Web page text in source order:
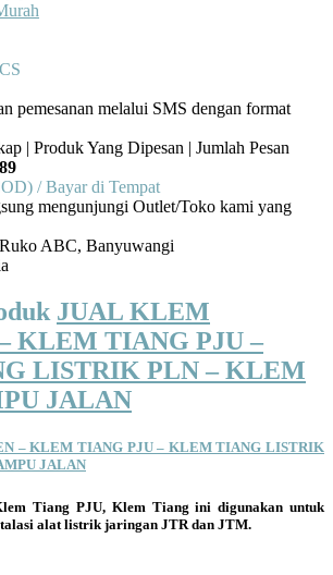
pemesanan melalui SMS dengan format
| Produk Yang Dipesan | Jumlah Pesan
/ Bayar di Tempat
mengunjungi Outlet/Toko kami yang
ABC, Banyuwangi
JUAL KLEM
KLEM TIANG PJU –
LISTRIK PLN – KLEM
JALAN
– KLEM TIANG PJU – KLEM TIANG LISTRIK
JALAN
Tiang PJU, Klem Tiang ini digunakan untuk
alat listrik jaringan JTR dan JTM.